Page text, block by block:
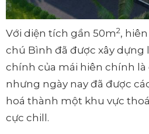
Với diện tích gần 50m2,
chú Bình đã được xây dựng
chính của mái hiên chính là
nhưng ngày nay đã được
hoá thành một khu vực
cực chill.